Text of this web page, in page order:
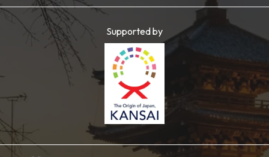
Supported by